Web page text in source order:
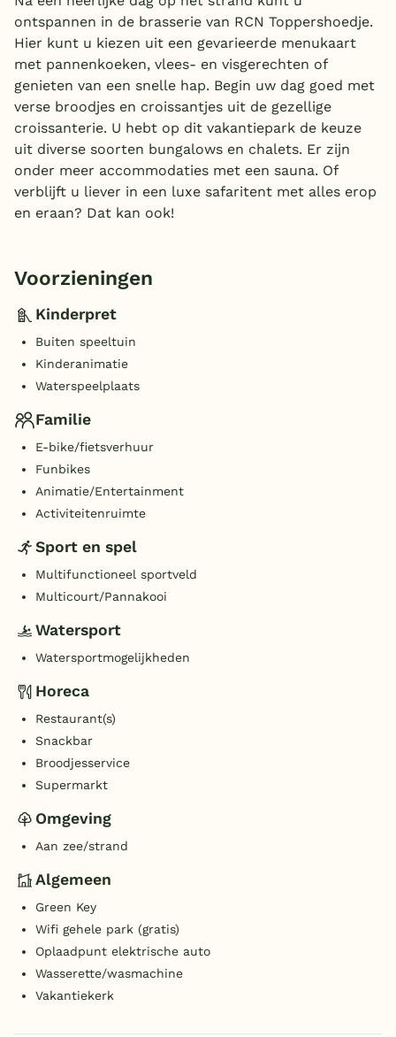
ontspannen in de brasserie van RCN Toppershoedje.
Hier kunt u kiezen uit een gevarieerde menukaart
met pannenkoeken, vlees- en visgerechten of
genieten van een snelle hap. Begin uw dag goed met
verse broodjes en croissantjes uit de gezellige
croissanterie. U hebt op dit vakantiepark de keuze
uit diverse soorten bungalows en chalets. Er zijn
onder meer accommodaties met een sauna. Of
verblijft u liever in een luxe safaritent met alles erop
en eraan? Dat kan ook!
Voorzieningen
Kinderpret
Buiten speeltuin
Kinderanimatie
Waterspeelplaats
Familie
E-bike/fietsverhuur
Funbikes
Animatie/Entertainment
Activiteitenruimte
Sport en spel
Multifunctioneel sportveld
Multicourt/Pannakooi
Watersport
Watersportmogelijkheden
Horeca
Restaurant(s)
Snackbar
Broodjesservice
Supermarkt
Omgeving
Aan zee/strand
Algemeen
Green Key
Wifi gehele park (gratis)
Oplaadpunt elektrische auto
Wasserette/wasmachine
Vakantiekerk